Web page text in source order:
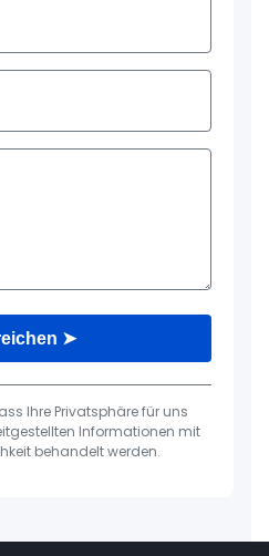
➤
Ihre Privatsphäre für uns
Informationen mit
behandelt werden.